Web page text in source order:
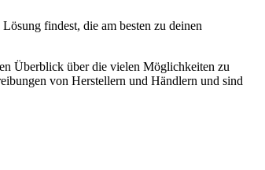
findest, die am besten zu deinen
Überblick über die vielen Möglichkeiten zu
von Herstellern und Händlern und sind